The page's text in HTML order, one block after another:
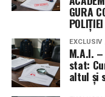
Parteneriate
majore:
alocate
GURA
POLIȚIEI
EXCLUSIV
M.A.I.
stat:
altul și